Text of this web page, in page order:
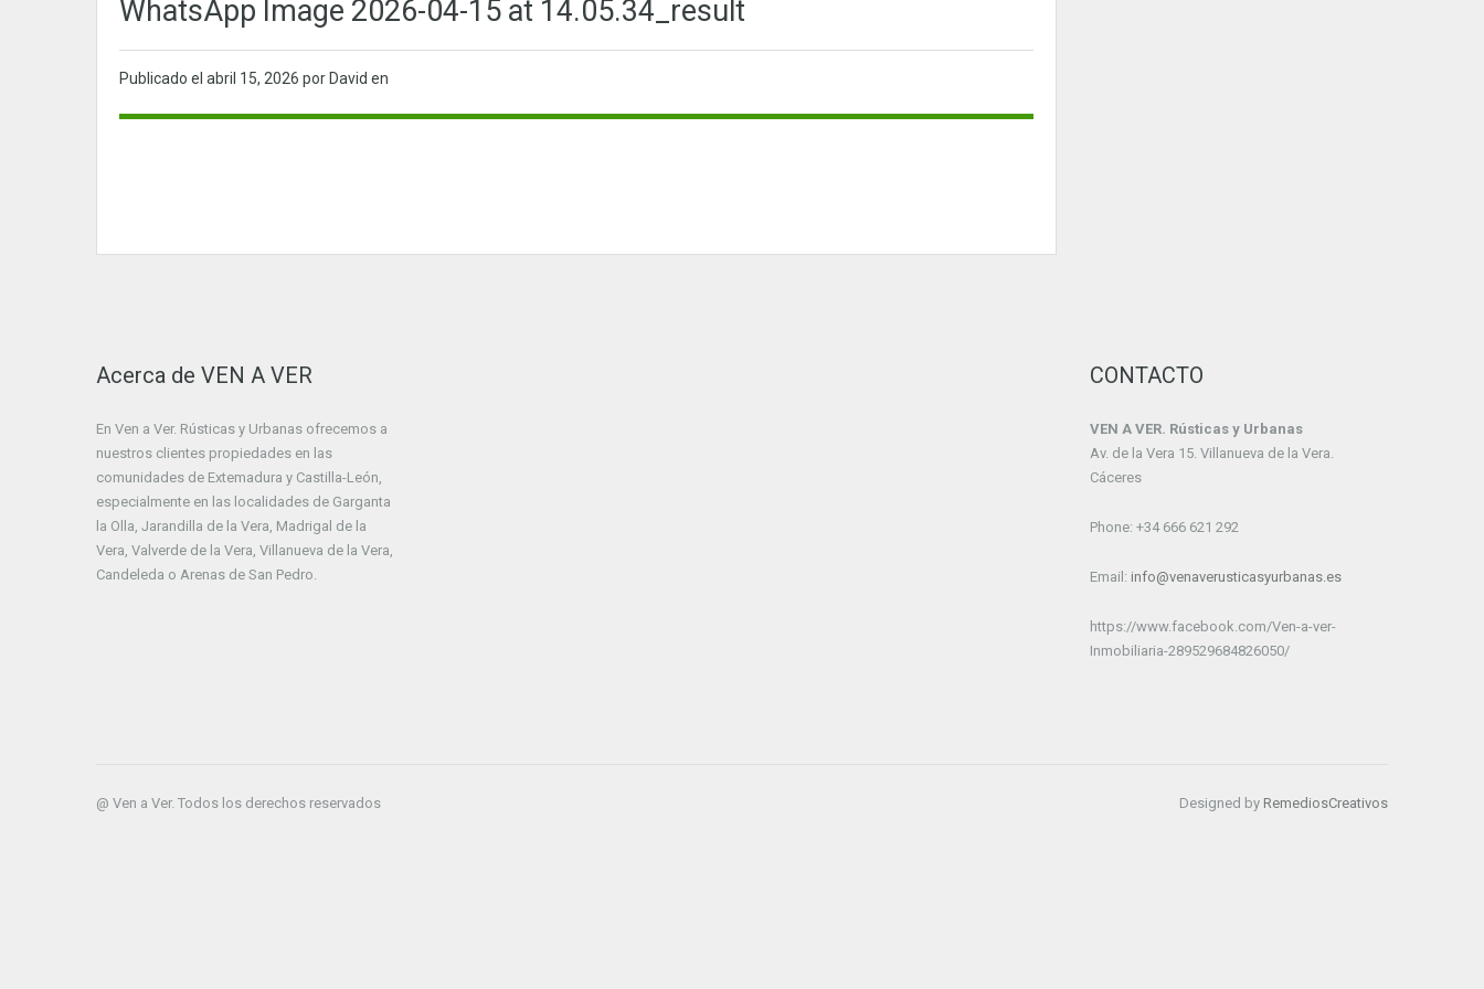
WhatsApp Image 2026-04-15 at 14.05.34_result
Publicado el abril 15, 2026 por David en
Acerca de VEN A VER
En Ven a Ver. Rústicas y Urbanas ofrecemos a
nuestros clientes propiedades en las
comunidades de Extemadura y Castilla-León,
especialmente en las localidades de Garganta
la Olla, Jarandilla de la Vera, Madrigal de la
Vera, Valverde de la Vera, Villanueva de la Vera,
Candeleda o Arenas de San Pedro.
CONTACTO
VEN A VER. Rústicas y Urbanas
Av. de la Vera 15. Villanueva de la Vera.
Cáceres
Phone: +34 666 621 292
Email: info@venaverusticasyurbanas.es
https://www.facebook.com/Ven-a-ver-
Inmobiliaria-289529684826050/
@ Ven a Ver. Todos los derechos reservados Designed by RemediosCreativos